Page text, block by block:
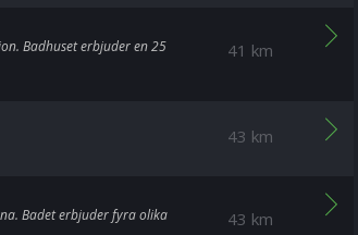
41 km
Badhuset erbjuder en 25
43 km
43 km
Badet erbjuder fyra olika